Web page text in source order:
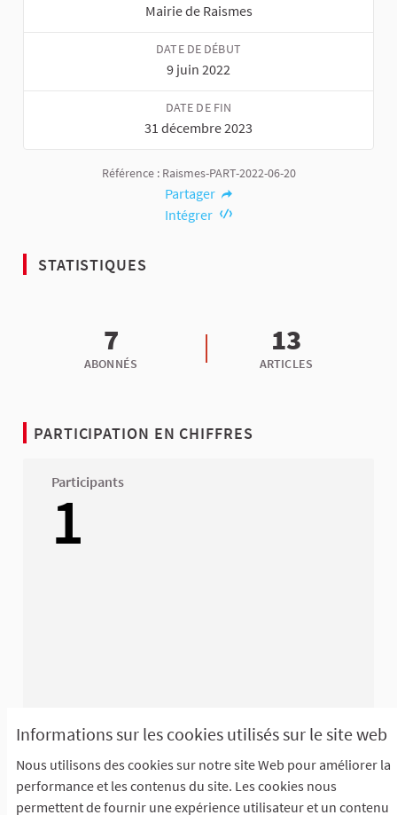
Informations sur les cookies utilisés sur le site web
Nous utilisons des cookies sur notre site Web pour améliorer la
performance et les contenus du site. Les cookies nous
permettent de fournir une expérience utilisateur et un contenu
Mairie de Raismes
DATE DE DÉBUT
9 juin 2022
DATE DE FIN
31 décembre 2023
Référence : Raismes-PART-2022-06-20
Partager
Intégrer
STATISTIQUES
7
ABONNÉS
13
ARTICLES
PARTICIPATION EN CHIFFRES
Participants
1
Afficher toutes les statistiques